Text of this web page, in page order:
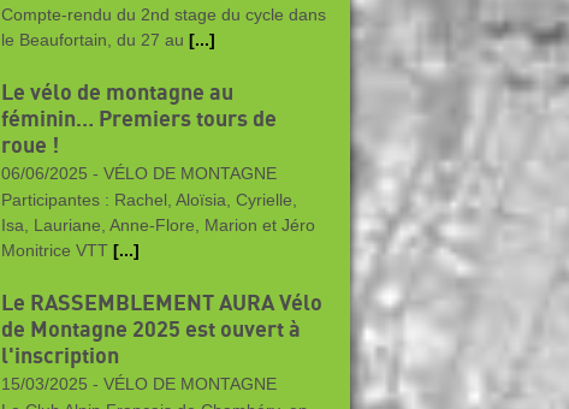
Compte-rendu du 2nd stage du cycle dans
le Beaufortain, du 27 au [...]
Le vélo de montagne au
féminin… Premiers tours de
roue !
06/06/2025 - VÉLO DE MONTAGNE
Participantes : Rachel, Aloïsia, Cyrielle,
Isa, Lauriane, Anne-Flore, Marion et Jéro
Monitrice VTT [...]
Le RASSEMBLEMENT AURA Vélo
de Montagne 2025 est ouvert à
l'inscription
15/03/2025 - VÉLO DE MONTAGNE